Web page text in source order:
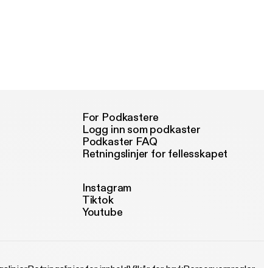
For Podkastere
Logg inn som podkaster
Podkaster FAQ
Retningslinjer for fellesskapet
Instagram
Tiktok
Youtube